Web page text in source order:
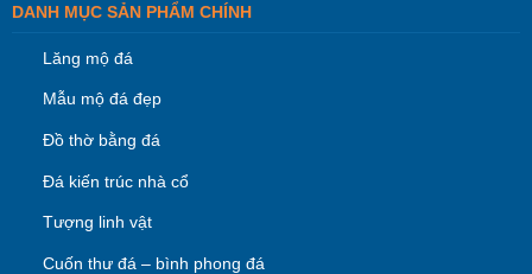
DANH MỤC SẢN PHẨM CHÍNH
Lăng mộ đá
Mẫu mộ đá đẹp
Đồ thờ bằng đá
Đá kiến trúc nhà cổ
Tượng linh vật
Cuốn thư đá – bình phong đá